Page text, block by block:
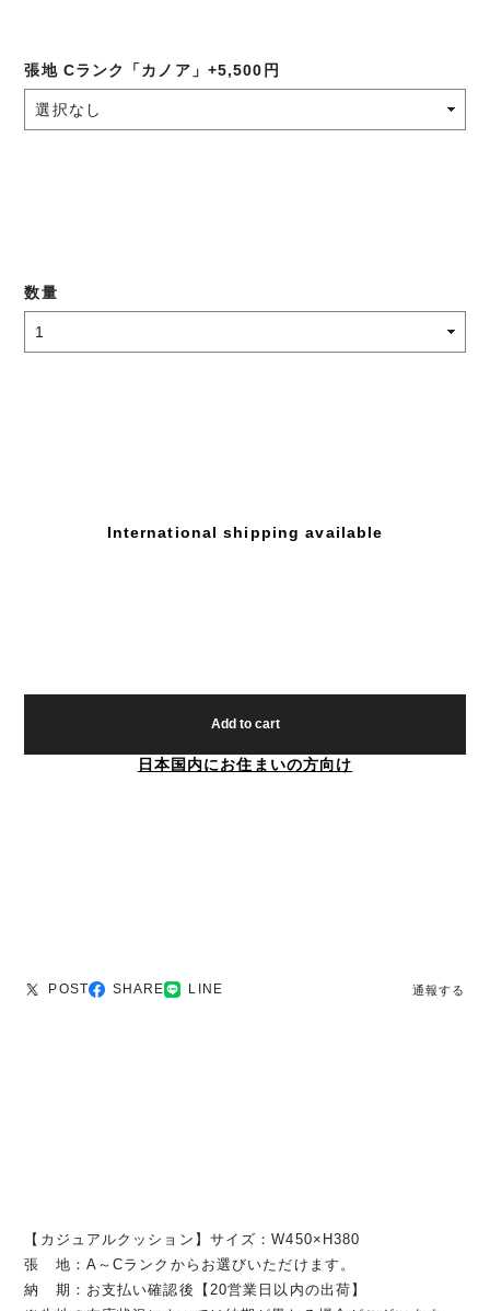
張地 Cランク「カノア」+5,500円
数量
International shipping available
Add to cart
日本国内にお住まいの方向け
POST SHARE LINE 通報する
【カジュアルクッション】サイズ：W450×H380
張 地：A～Cランクからお選びいただけます。
納 期：お支払い確認後【20営業日以内の出荷】